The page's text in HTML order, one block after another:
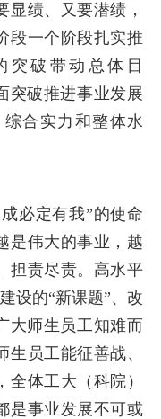
绩、又要潜绩，
段一个阶段扎实推
突破带动总体目
突破推进事业发展
合实力和整体水
必定有我”的使命
是伟大的事业，越
担责尽责。高水平
设的“新课题”、改
大师生员工知难而
员工能征善战、
体工大（科院）
是事业发展不可或